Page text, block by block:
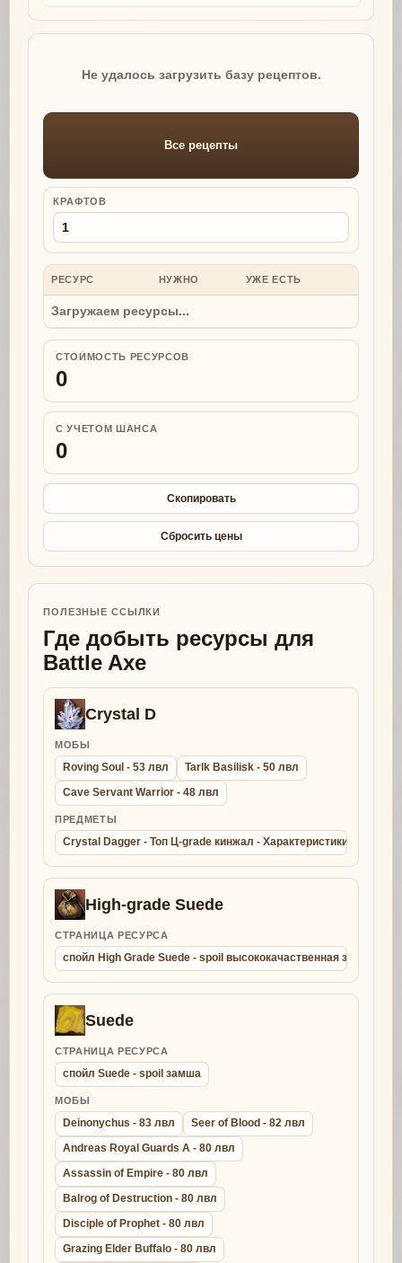
Не удалось загрузить базу рецептов.
Все рецепты
КРАФТОВ
РЕСУРС НУЖНО УЖЕ ЕСТЬ
Загружаем ресурсы...
СТОИМОСТЬ РЕСУРСОВ
0
С УЧЕТОМ ШАНСА
0
Скопировать
Сбросить цены
ПОЛЕЗНЫЕ ССЫЛКИ
Где добыть ресурсы для
Battle Axe
Crystal D
МОБЫ
Roving Soul - 53 лвл
Tarlk Basilisk - 50 лвл
Cave Servant Warrior - 48 лвл
ПРЕДМЕТЫ
Crystal Dagger - Топ Ц-grade кинжал - Характеристики -
High-grade Suede
СТРАНИЦА РЕСУРСА
спойл High Grade Suede - spoil высококачаственная замша
Suede
СТРАНИЦА РЕСУРСА
спойл Suede - spoil замша
МОБЫ
Deinonychus - 83 лвл
Seer of Blood - 82 лвл
Andreas Royal Guards A - 80 лвл
Assassin of Empire - 80 лвл
Balrog of Destruction - 80 лвл
Disciple of Prophet - 80 лвл
Grazing Elder Buffalo - 80 лвл